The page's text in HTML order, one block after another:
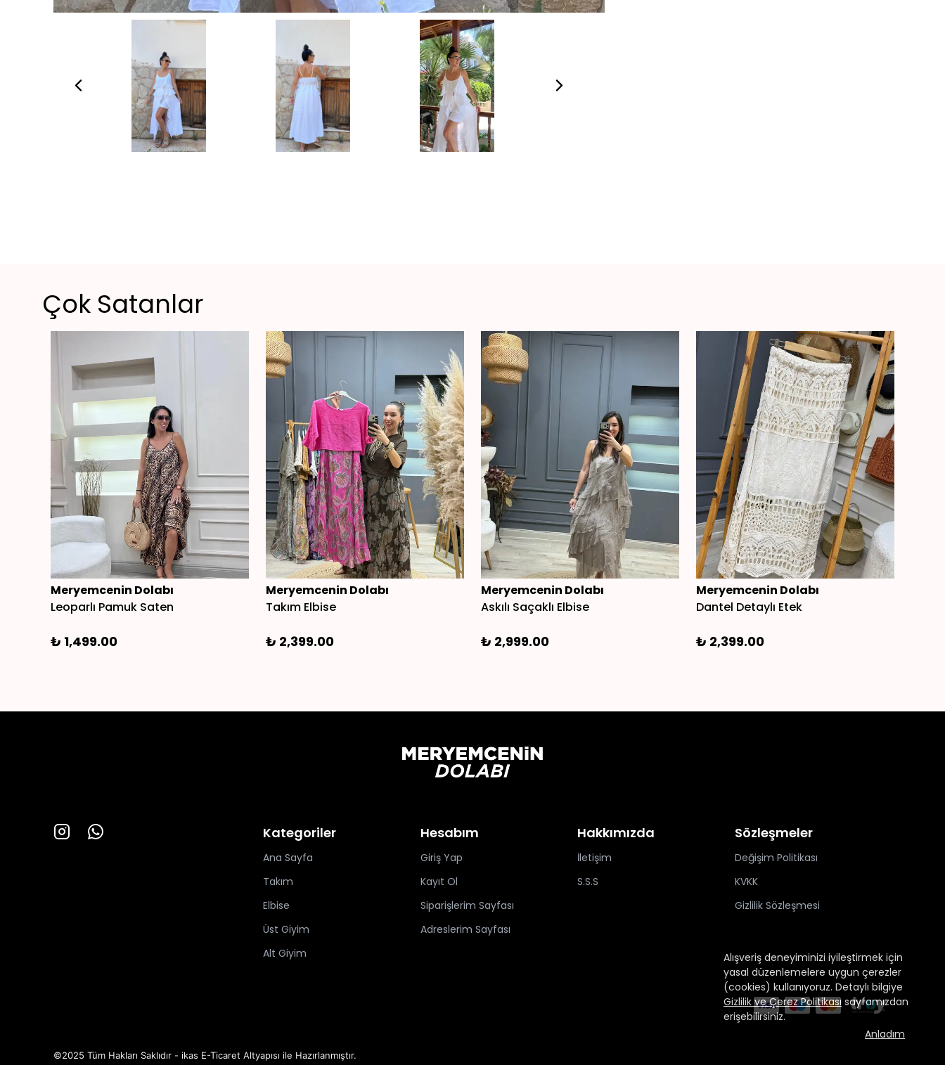
Alışveriş deneyiminizi iyileştirmek için
yasal düzenlemelere uygun çerezler
(cookies) kullanıyoruz. Detaylı bilgiye
Gizlilik ve Çerez Politikası sayfamızdan
erişebilirsiniz.
Anladım
Çok Satanlar
Meryemcenin Dolabı
Leoparlı Pamuk Saten
₺ 1,499.00
Meryemcenin Dolabı
Takım Elbise
₺ 2,399.00
Meryemcenin Dolabı
Askılı Saçaklı Elbise
₺ 2,999.00
Meryemcenin Dolabı
Dantel Detaylı Etek
₺ 2,399.00
Kategoriler
Ana Sayfa
Takım
Elbise
Üst Giyim
Alt Giyim
Hesabım
Giriş Yap
Kayıt Ol
Siparişlerim Sayfası
Adreslerim Sayfası
Hakkımızda
İletişim
S.S.S
Sözleşmeler
Değişim Politikası
KVKK
Gizlilik Sözleşmesi
©2025 Tüm Hakları Saklıdır - ikas E-Ticaret Altyapısı ile Hazırlanmıştır.